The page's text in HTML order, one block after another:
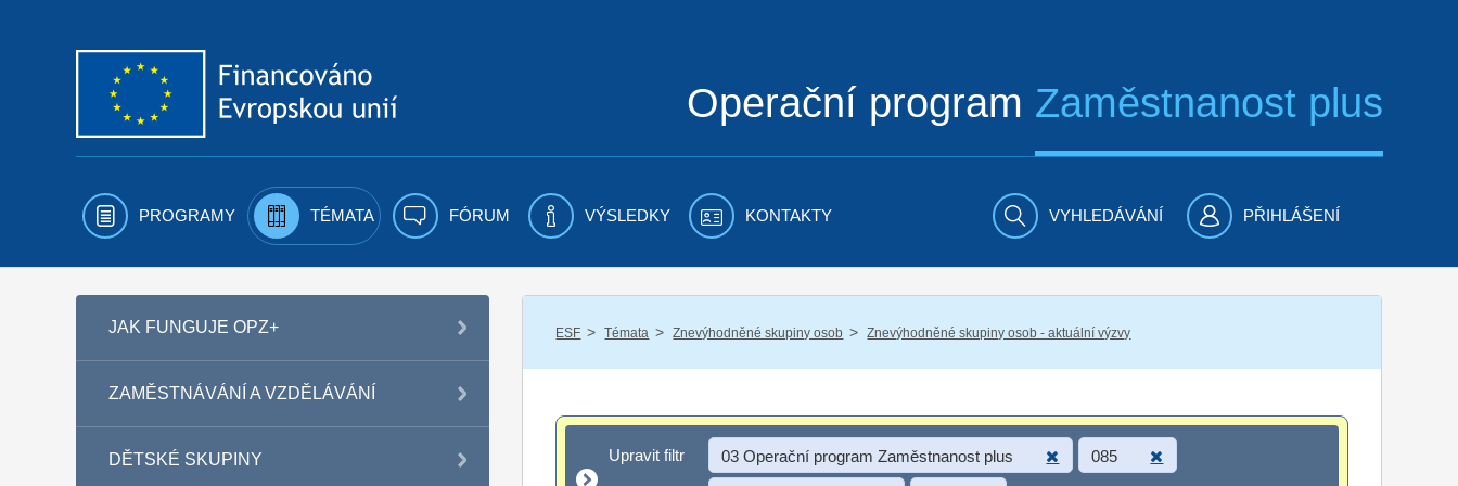
Operační program Zaměstnanost plus
PROGRAMY TÉMATA FÓRUM VÝSLEDKY KONTAKTY VYHLEDÁVÁNÍ PŘIHLÁŠENÍ
JAK FUNGUJE OPZ+
ZAMĚSTNÁVÁNÍ A VZDĚLÁVÁNÍ
DĚTSKÉ SKUPINY
ESF / Témata / Znevýhodněné skupiny osob / Znevýhodněné skupiny osob - aktuální výzvy
Upravit filtr
Upravit filtr 03 Operační program Zaměstnanost plus 085